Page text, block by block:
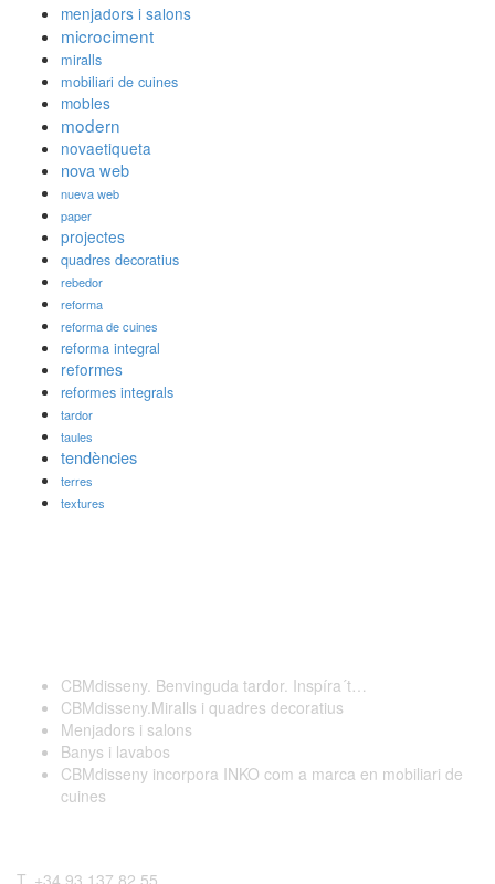
menjadors i salons
microciment
miralls
mobiliari de cuines
mobles
modern
novaetiqueta
nova web
nueva web
paper
projectes
quadres decoratius
rebedor
reforma
reforma de cuines
reforma integral
reformes
reformes integrals
tardor
taules
tendències
terres
textures
CBMdisseny. Benvinguda tardor. Inspíra´t…
CBMdisseny.Miralls i quadres decoratius
Menjadors i salons
Banys i lavabos
CBMdisseny incorpora INKO com a marca en mobiliari de
cuines